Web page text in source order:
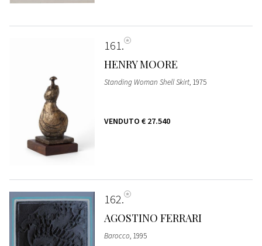
161
HENRY MOORE
Standing Woman Shell Skirt, 1975
VENDUTO € 27.540
162
AGOSTINO FERRARI
Barocco, 1995